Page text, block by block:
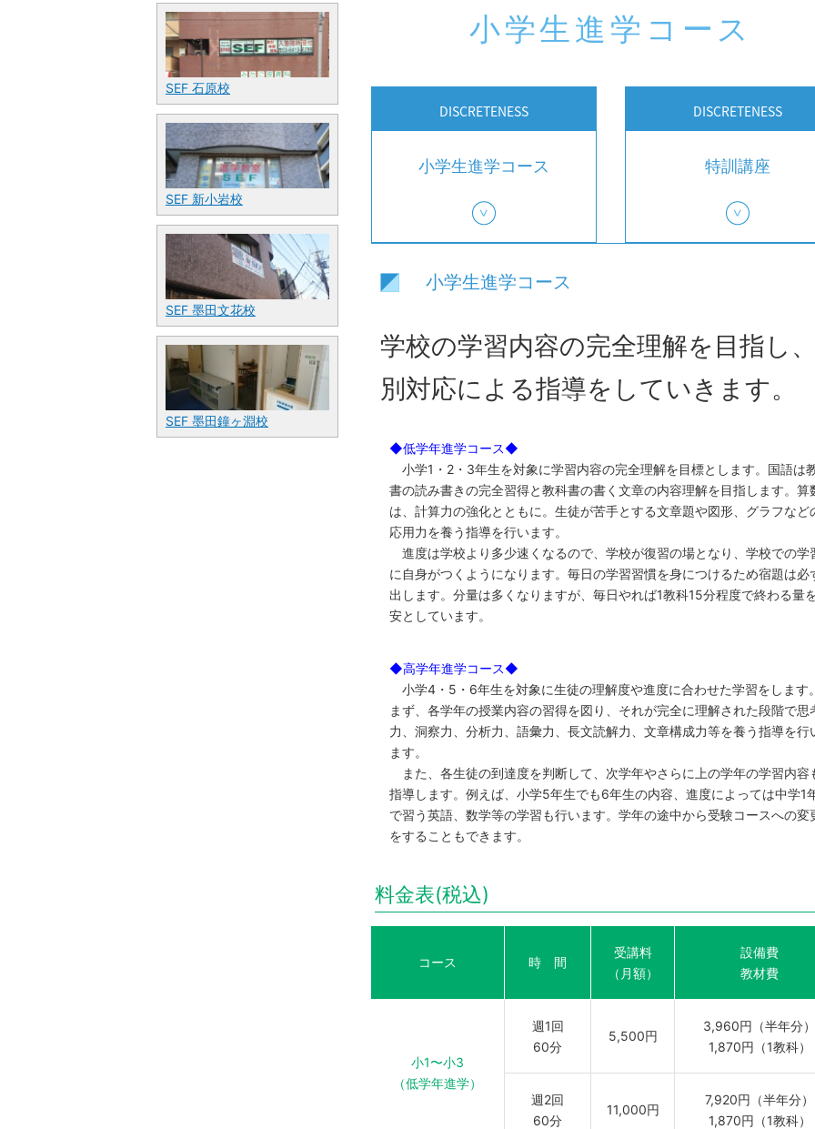
SEF 石原校
SEF 新小岩校
SEF 墨田文花校
SEF 墨田鐘ヶ淵校
小学生進学コース
DISCRETENESS
小学生進学コース
DISCRETENESS
特訓講座
小学生進学コース
学校の学習内容の完全理解を目指し
別対応による指導をしていきます。
◆低学年進学コース◆
小学1・2・3年生を対象に学習内容の完全理解を目標とします。国語は
書の読み書きの完全習得と教科書の書く文章の内容理解を目指します。算
は、計算力の強化とともに。生徒が苦手とする文章題や図形、グラフなど
応用力を養う指導を行います。
進度は学校より多少速くなるので、学校が復習の場となり、学校での学
に自身がつくようになります。毎日の学習習慣を身につけるため宿題は必
出します。分量は多くなりますが、毎日やれば1教科15分程度で終わる量
安としています。
◆高学年進学コース◆
小学4・5・6年生を対象に生徒の理解度や進度に合わせた学習をします
まず、各学年の授業内容の習得を図り、それが完全に理解された段階で思
力、洞察力、分析力、語彙力、長文読解力、文章構成力等を養う指導を行
ます。
また、各生徒の到達度を判断して、次学年やさらに上の学年の学習内容
指導します。例えば、小学5年生でも6年生の内容、進度によっては中学1
で習う英語、数学等の学習も行います。学年の途中から受験コースへの変
をすることもできます。
料金表(税込)
コース 時 間
受講料
（月額）
設備費
教材費
小1〜小3
（低学年進学）
週1回
60分
5,500円
3,960円（半年分）
1,870円（1教科）
週2回
60分
11,000円
7,920円（半年分）
1,870円（1教科）